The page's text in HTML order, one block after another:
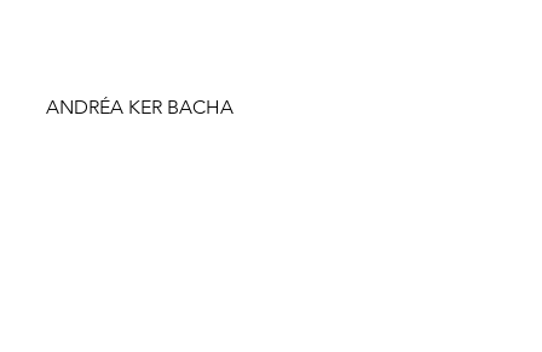
ANDRÉA KER BACHA